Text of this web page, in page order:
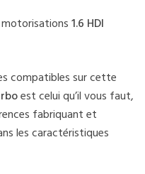
1.6 HDI
compatibles sur cette
est celui qu’il vous faut,
fabriquant et
les caractéristiques